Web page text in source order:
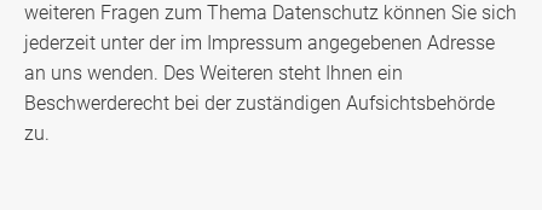
weiteren Fragen zum Thema Datenschutz können Sie sich
jederzeit unter der im Impressum angegebenen Adresse
an uns wenden. Des Weiteren steht Ihnen ein
Beschwerderecht bei der zuständigen Aufsichtsbehörde
zu.